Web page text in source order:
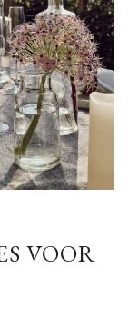
VOOR